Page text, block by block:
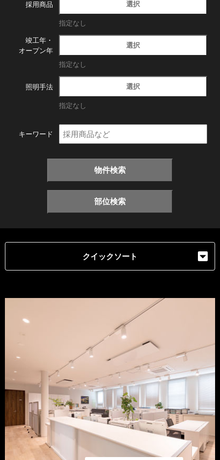
採用商品 選択
指定なし
竣工年・
オープン年
選択
指定なし
照明手法 選択
指定なし
キーワード
物件検索
部位検索
クイックソート